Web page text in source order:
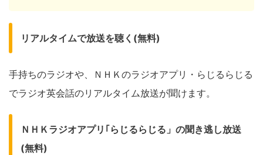
リアルタイムで放送を聴く(無料)
手持ちのラジオや、ＮＨＫのラジオアプリ・らじるらじる
でラジオ英会話のリアルタイム放送が聞けます。
ＮＨＫラジオアプリ｢らじるらじる」の聞き逃し放送
(無料)